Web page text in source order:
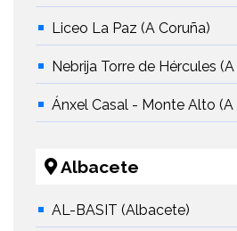
Liceo La Paz (A Coruña)
Nebrija Torre de Hércules
Ánxel Casal - Monte Alto (A
Albacete
AL-BASIT (Albacete)